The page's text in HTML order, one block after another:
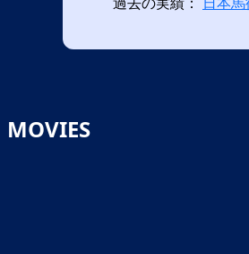
MOVIES